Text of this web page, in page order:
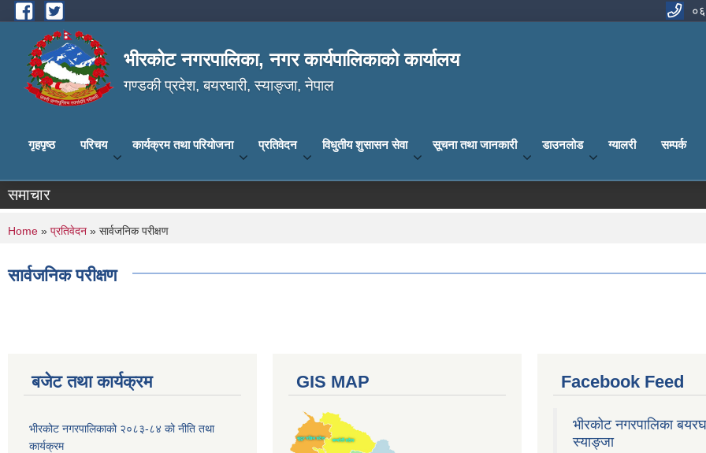
Skip to main content
भीरकोट नगरपालिका, नगर कार्यपालिकाको कार्यालय
गण्डकी प्रदेश, बयरघारी, स्याङ्जा, नेपाल
गृहपृष्ठ परिचय कार्यक्रम तथा परियोजना प्रतिवेदन विधुतीय शुसासन सेवा सूचना तथा जानकारी डाउनलोड ग्यालरी सम्पर्क
समाचार
You are here
Home » प्रतिवेदन » सार्वजनिक परीक्षण
सार्वजनिक परीक्षण
बजेट तथा कार्यक्रम
भीरकोट नगरपालिकाको २०८३-८४ को नीति तथा
कार्यक्रम
GIS MAP Facebook Feed
भीरकोट नगरपालिका
स्याङ्जा